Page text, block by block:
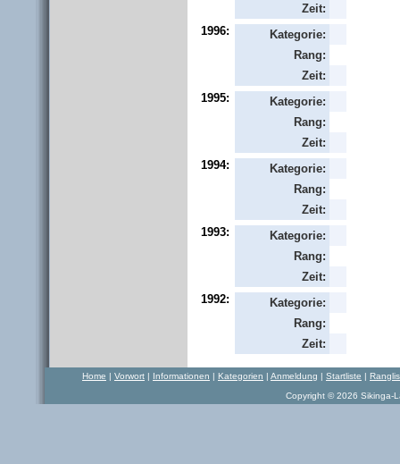
Zeit:
1996:
Kategorie:
Rang:
Zeit:
1995:
Kategorie:
Rang:
Zeit:
1994:
Kategorie:
Rang:
Zeit:
1993:
Kategorie:
Rang:
Zeit:
1992:
Kategorie:
Rang:
Zeit:
Home | Vorwort | Informationen | Kategorien | Anmeldung | Startliste |
Copyright © 2026 Sikinga-